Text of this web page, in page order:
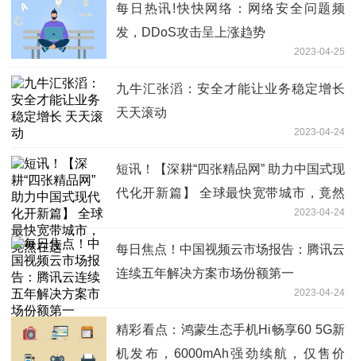
每日热讯!快快网络：网络安全问题频
发，DDoS攻击呈上涨趋势
2023-04-25
九牛汇张滔：安全才能让业务稳定增长
天天滚动
2023-04-24
短讯！【深耕“四张精品网” 助力中国式现
代化开新篇】 全球最快宽带城市，竟然
2023-04-24
每日焦点！中国视频云市场报告：腾讯云
连续五年解决方案市场份额第一
2023-04-24
精彩看点：鸿蒙生态手机Hi畅享60 5G新
机发布，6000mAh强劲续航，仅售价